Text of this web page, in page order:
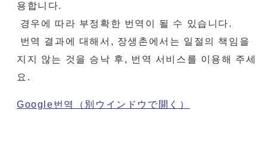
용합니다.
경우에 따라 부정확한 번역이 될 수 있습니다.
번역 결과에 대해서, 장생촌에서는 일절의 책임을
지지 않는 것을 승낙 후, 번역 서비스를 이용해 주세
요.
Google번역 （別ウインドウで開く）